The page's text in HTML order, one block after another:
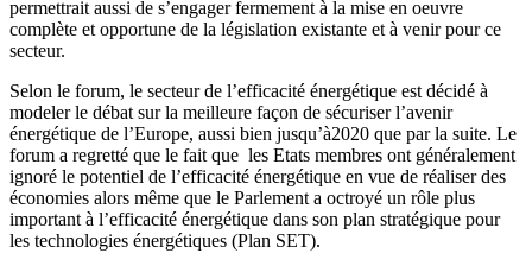
permettrait aussi de s’engager fermement à la mise en oeuvre
complète et opportune de la législation existante et à venir pour ce
secteur.
Selon le forum, le secteur de l’efficacité énergétique est décidé à
modeler le débat sur la meilleure façon de sécuriser l’avenir
énergétique de l’Europe, aussi bien jusqu’à2020 que par la suite. Le
forum a regretté que le fait que les Etats membres ont généralement
ignoré le potentiel de l’efficacité énergétique en vue de réaliser des
économies alors même que le Parlement a octroyé un rôle plus
important à l’efficacité énergétique dans son plan stratégique pour
les technologies énergétiques (Plan SET).